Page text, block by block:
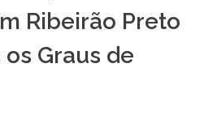
Ribeirão Preto
Graus de